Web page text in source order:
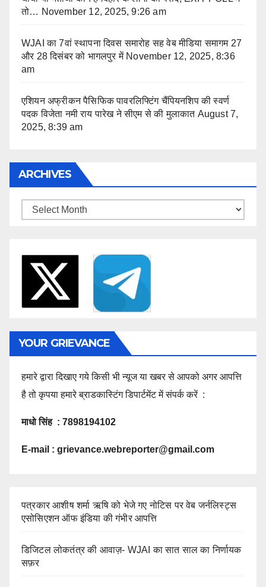
तो… November 12, 2025, 9:26 am
WJAI का 7वां स्थापना दिवस समारोह सह वेब मीडिया समागम 27
और 28 दिसंबर को भागलपुर में November 12, 2025, 8:36
am
एशियन अफ्रीकन पैसिफिक पावरलिफ्टिंग चैंपियनशिप की स्वर्ण
पदक विजेता नमी राय पारेख ने सीएम से की मुलाकात August 7,
2025, 8:39 am
ARCHIVES
Archives
YOUR GRIEVANCE
हमारे द्वारा दिखाए गये किसी भी न्यूज या खबर से आपको अगर आपत्ति
है तो कृपया हमारे ब्राडकास्टिंग डिपार्टमेंट में संपर्क करें :
माधो सिंह : 7898194102
E-mail : grievance.webreporter@gmail.com
पत्रकार आशीष शर्मा ऋषि को भेजे गए नोटिस पर वेब जर्नलिस्ट्स
एसोसिएशन ऑफ इंडिया की गंभीर आपत्ति
डिजिटल लोकतंत्र की आवाज़- WJAI का सात साल का निर्णायक
सफ़र